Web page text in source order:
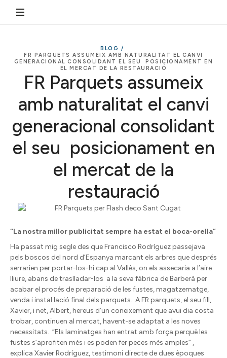
BLOG /
FR PARQUETS ASSUMEIX AMB NATURALITAT EL CANVI
GENERACIONAL CONSOLIDANT EL SEU POSICIONAMENT EN
EL MERCAT DE LA RESTAURACIÓ
FR Parquets assumeix
amb naturalitat el canvi
generacional consolidant
el seu posicionament en
el mercat de la
restauració
“La nostra millor publicitat sempre ha estat el boca-orella”
Ha passat mig segle des que Francisco Rodríguez passejava
pels boscos del nord d’Espanya marcant els arbres que després
serrarien per portar-los-hi cap al Vallès, on els assecaria a l’aire
lliure, abans de traslladar-los a la seva fàbrica de Barberà per
acabar el procés de preparació de les fustes, magatzematge,
venda i instal·lació final dels parquets. A FR parquets, el seu fill,
Xavier, i net, Albert, hereus d’un coneixement que avui dia costa
trobar, continuen al mercat, havent-se adaptat a les noves
necessitats. “Els laminatges han entrat amb força perquè les
fustes s’aprofiten més i es poden fer peces més amples” ,
explica Xavier Rodríguez, testimoni directe de dues èpoques